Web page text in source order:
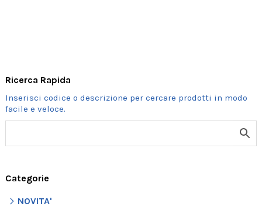
Ricerca Rapida
Categorie
NOVITA'